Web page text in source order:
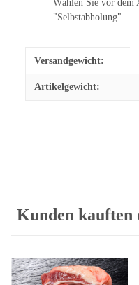
Wählen Sie vor dem
"Selbstabholung".
Produkteigenschaft
Wert
Versandgewicht:
Artikelgewicht:
Kunden kauften